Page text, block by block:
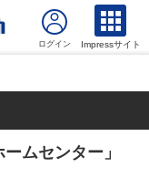
Impressサイト
ムセンター」